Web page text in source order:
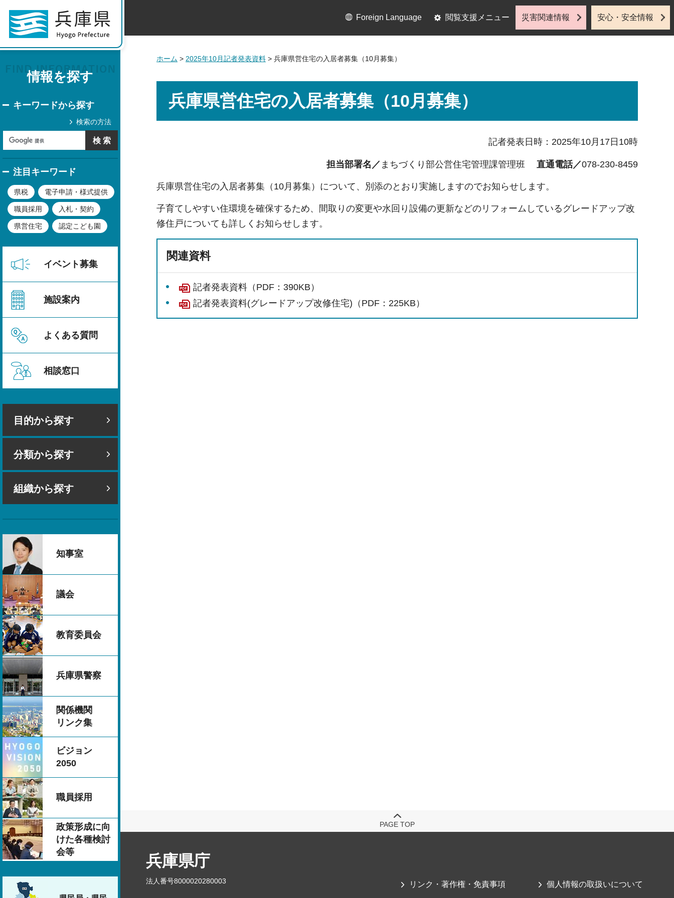
情報を探す
キーワードから探す
検索の方法
注目キーワード
県税 電子申請・様式提供
職員採用 入札・契約
県営住宅 認定こども園
イベント募集
施設案内
よくある質問
相談窓口
目的から探す
分類から探す
組織から探す
知事室
議会
教育委員会
兵庫県警察
関係機関
リンク集
ビジョン
2050
職員採用
政策形成に向
けた各種検討
会等
Foreign Language 閲覧支援メニュー 災害関連情報 安心・安全情報
ホーム > 2025年10月記者発表資料 > 兵庫県営住宅の入居者募集（10月募集）
兵庫県営住宅の入居者募集（10月募集）
記者発表日時：2025年10月17日10時
担当部署名／ まちづくり部公営住宅管理課管理班 直通電話／078-230-8459
兵庫県営住宅の入居者募集（10月募集）について、別添のとおり実施しますのでお知らせします。
子育てしやすい住環境を確保するため、間取りの変更や水回り設備の更新などのリフォームしているグレードアップ改
修住戸についても詳しくお知らせします。
関連資料
記者発表資料（PDF：390KB）
記者発表資料(グレードアップ改修住宅)（PDF：225KB）
PAGE TOP
兵庫県庁
法人番号8000020280003 リンク・著作権・免責事項 個人情報の取扱いについて